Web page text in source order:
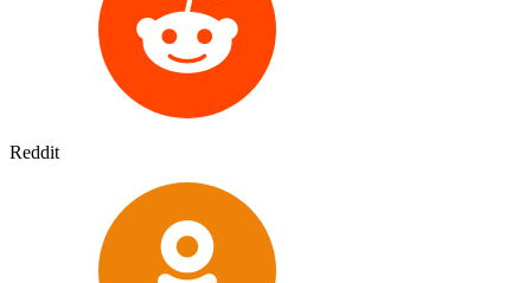
Reddit